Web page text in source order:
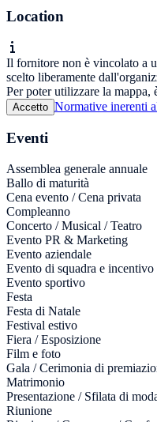
Location
Il fornitore non è vincolato a
scelto liberamente
Per poter utilizzare la mappa,
Accetto Normative inerenti
Eventi
Assemblea generale annuale
Ballo di maturità
Cena evento / Cena privata
Compleanno
Concerto / Musical / Teatro
Evento PR & Marketing
Evento aziendale
Evento di squadra e incentivo
Evento sportivo
Festa
Festa di Natale
Festival estivo
Fiera / Esposizione
Film e foto
Gala / Cerimonia di
Matrimonio
Presentazione / Sfilata di
Riunione